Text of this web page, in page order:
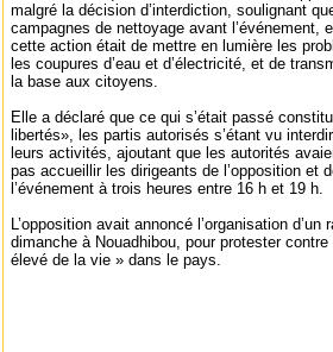
malgré la décision d’interdiction, soulignant
campagnes de nettoyage avant l’événement,
cette action était de mettre en lumière les
les coupures d’eau et d’électricité, et de
la base aux citoyens.
Elle a déclaré que ce qui s’était passé
libertés», les partis autorisés s’étant vu
leurs activités, ajoutant que les autorités
pas accueillir les dirigeants de l’opposition et
l’événement à trois heures entre 16 h et 19 h.
L’opposition avait annoncé l’organisation
dimanche à Nouadhibou, pour protester
élevé de la vie » dans le pays.